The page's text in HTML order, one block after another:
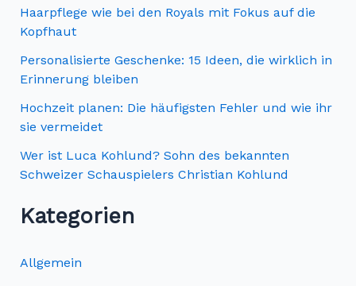
n
a
c
h
:
Haarpflege wie bei den Royals mit Fokus auf die
Kopfhaut
Personalisierte Geschenke: 15 Ideen, die wirklich in
Erinnerung bleiben
Hochzeit planen: Die häufigsten Fehler und wie ihr
sie vermeidet
Wer ist Luca Kohlund? Sohn des bekannten
Schweizer Schauspielers Christian Kohlund
Kategorien
Allgemein